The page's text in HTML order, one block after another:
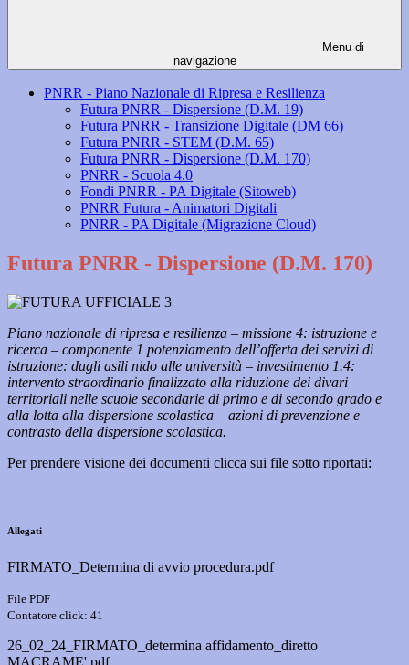
Menu di
navigazione
PNRR - Piano Nazionale di Ripresa e Resilienza
Futura PNRR - Dispersione (D.M. 19)
Futura PNRR - Transizione Digitale (DM 66)
Futura PNRR - STEM (D.M. 65)
Futura PNRR - Dispersione (D.M. 170)
PNRR - Scuola 4.0
Fondi PNRR - PA Digitale (Sitoweb)
PNRR Futura - Animatori Digitali
PNRR - PA Digitale (Migrazione Cloud)
Futura PNRR - Dispersione (D.M. 170)
Piano nazionale di ripresa e resilienza – missione 4: istruzione e
ricerca – componente 1 potenziamento dell’offerta dei servizi di
istruzione: dagli asili nido alle università – investimento 1.4:
intervento straordinario finalizzato alla riduzione dei divari
territoriali nelle scuole secondarie di primo e di secondo grado e
alla lotta alla dispersione scolastica – azioni di prevenzione e
contrasto della dispersione scolastica.
Per prendere visione dei documenti clicca sui file sotto riportati:
Allegati
FIRMATO_Determina di avvio procedura.pdf
File PDF
Contatore click: 41
26_02_24_FIRMATO_determina affidamento_diretto
MACRAME'.pdf